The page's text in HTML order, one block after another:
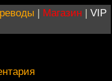
| Магазин | VIP